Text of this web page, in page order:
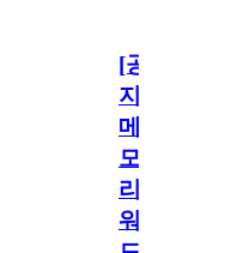
[공
지]
메
모
리
워